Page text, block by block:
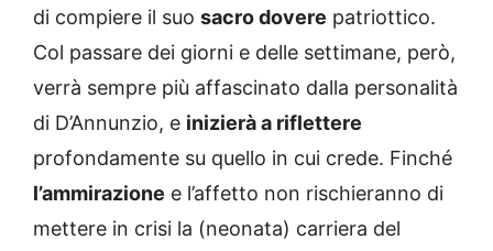
di compiere il suo sacro dovere patriottico.
Col passare dei giorni e delle settimane, però,
verrà sempre più affascinato dalla personalità
di D’Annunzio, e inizierà a riflettere
profondamente su quello in cui crede. Finché
l’ammirazione e l’affetto non rischieranno di
mettere in crisi la (neonata) carriera del